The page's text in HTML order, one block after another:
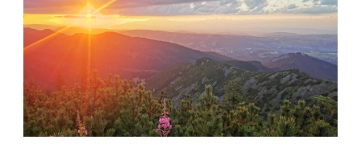
2/4
–
Tatry
Wysokie,
Polska)